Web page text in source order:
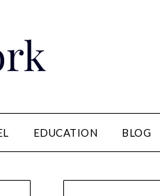
EDUCATION BLOG